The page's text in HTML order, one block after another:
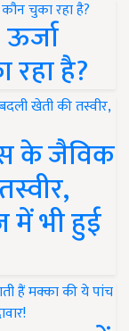
रहा है?
के जैविक
भी हुई